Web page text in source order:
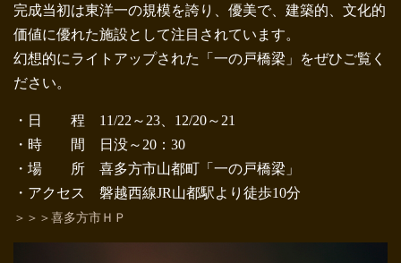
完成当初は東洋一の規模を誇り、優美で、建築的、文化的
価値に優れた施設として注目されています。
幻想的にライトアップされた「一の戸橋梁」をぜひご覧く
ださい。
・日 程 11/22～23、12/20～21
・時 間 日没～20：30
・場 所 喜多方市山都町「一の戸橋梁」
・アクセス 磐越西線JR山都駅より徒歩10分
＞＞＞喜多方市ＨＰ